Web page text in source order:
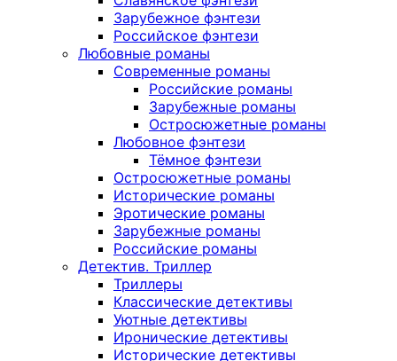
Зарубежное фэнтези
Российское фэнтези
Любовные романы
Современные романы
Российские романы
Зарубежные романы
Остросюжетные романы
Любовное фэнтези
Тёмное фэнтези
Остросюжетные романы
Исторические романы
Эротические романы
Зарубежные романы
Российские романы
Детектив. Триллер
Триллеры
Классические детективы
Уютные детективы
Иронические детективы
Исторические детективы